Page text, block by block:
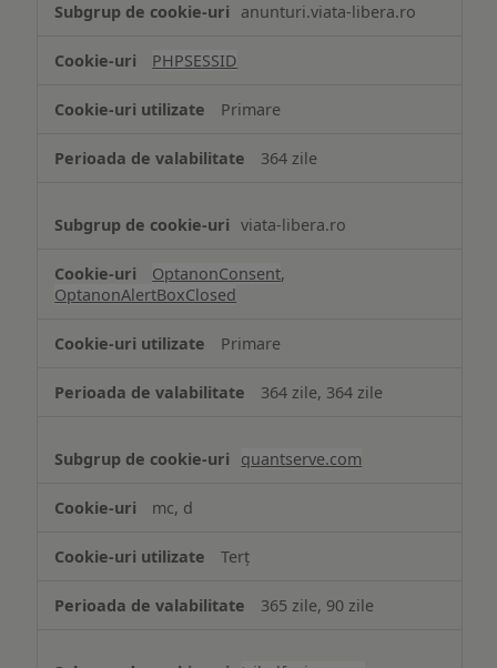
de
Cookie
necesare
anunturi.viata-libera.ro
PHPSESSID
Primare
364 zile
viata-libera.ro
OptanonConsent,
OptanonAlertBoxClosed
Primare
364 zile, 364 zile
quantserve.com
mc, d
Terț
365 zile, 90 zile